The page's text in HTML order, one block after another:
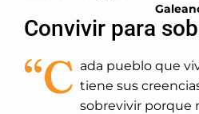
Convivir para
“C ada pueblo que
tiene sus
sobrevivir porque